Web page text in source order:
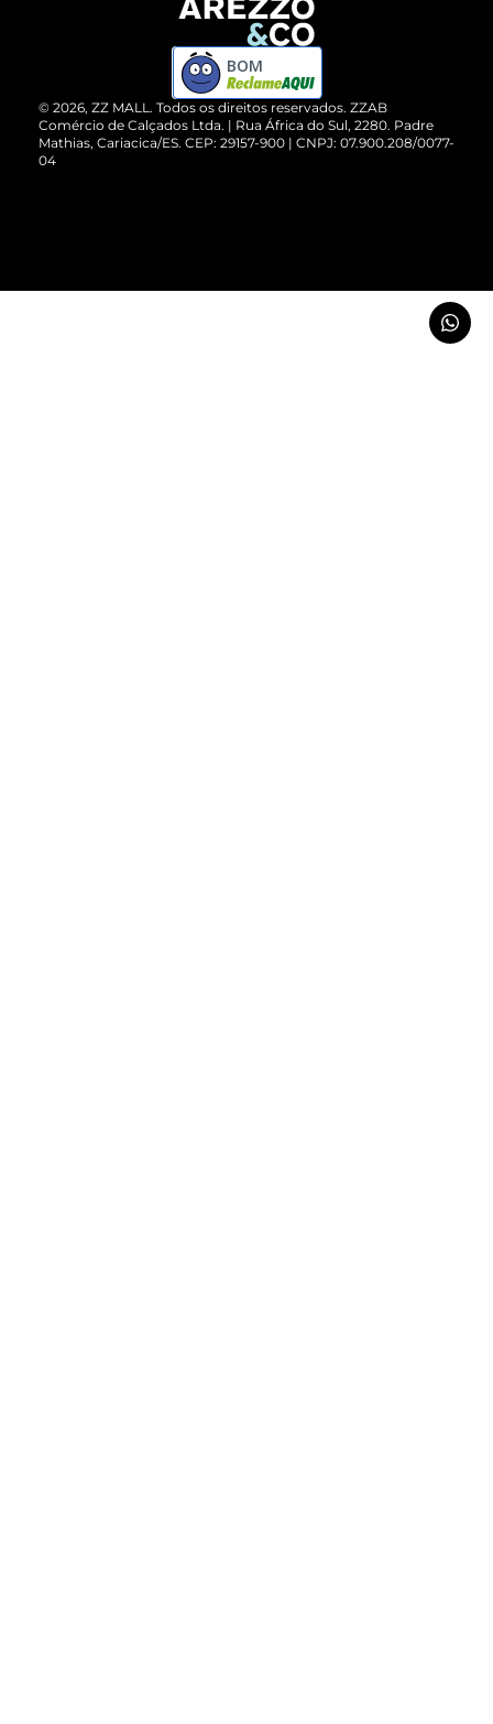
ZZ MALL é confiável
Cartão Presente
Vendas Corporativas
Devolução do Produto
Compre pelo WhatsApp
© 2026, ZZ MALL. Todos os direitos reservados. ZZAB
Comércio de Calçados Ltda. | Rua África do Sul, 2280. Padre
Mathias, Cariacica/ES. CEP: 29157-900 | CNPJ: 07.900.208/0077-
04
BOM